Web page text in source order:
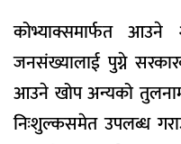
कोभ्याक्समार्फत
जनसंख्यालाई पुग्ने
आउने खोप अन्यको
निःशुल्कसमेत उपलब्ध